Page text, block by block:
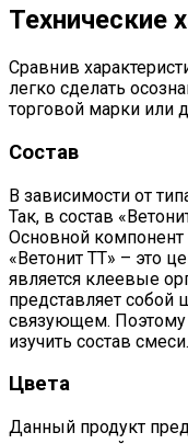
Технические
Сравнив
легко сделать
торговой марки или
Состав
В зависимости от
Так, в состав
Основной компонент
«Ветонит ТТ» – это
является клеевые
представляет собой
связующем. Поэтому
изучить состав смеси.
Цвета
Данный продукт